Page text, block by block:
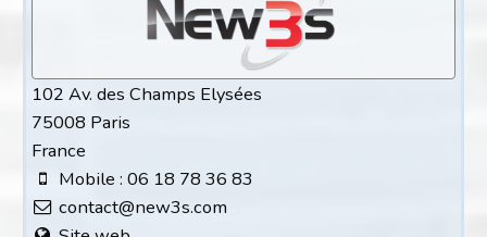
102 Av. des Champs Elysées
75008 Paris
France
Mobile : 06 18 78 36 83
contact@new3s.com